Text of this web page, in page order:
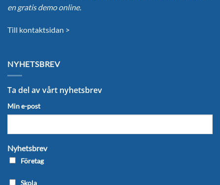
en gratis demo online.
Till kontaktsidan >
NYHETSBREV
Ta del av vårt nyhetsbrev
Min e-post
Nyhetsbrev
Företag
Skola